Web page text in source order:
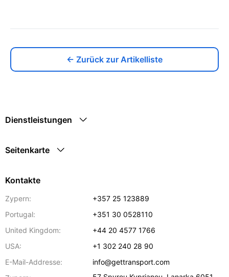
← Zurück zur Artikelliste
Dienstleistungen
Seitenkarte
Kontakte
Zypern:
+357 25 123889
Portugal:
+351 30 0528110
United Kingdom:
+44 20 4577 1766
USA:
+1 302 240 28 90
E-Mail-Addresse:
info@gettransport.com